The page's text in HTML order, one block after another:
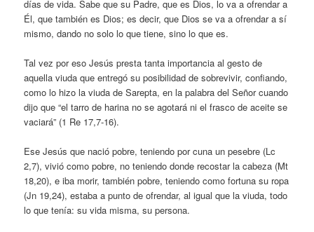
días de vida. Sabe que su Padre, que es Dios, lo va a ofrendar a
Él, que también es Dios; es decir, que Dios se va a ofrendar a sí
mismo, dando no solo lo que tiene, sino lo que es.
Tal vez por eso Jesús presta tanta importancia al gesto de
aquella viuda que entregó su posibilidad de sobrevivir, confiando,
como lo hizo la viuda de Sarepta, en la palabra del Señor cuando
dijo que “el tarro de harina no se agotará ni el frasco de aceite se
vaciará” (1 Re 17,7-16).
Ese Jesús que nació pobre, teniendo por cuna un pesebre (Lc
2,7), vivió como pobre, no teniendo donde recostar la cabeza (Mt
18,20), e iba morir, también pobre, teniendo como fortuna su ropa
(Jn 19,24), estaba a punto de ofrendar, al igual que la viuda, todo
lo que tenía: su vida misma, su persona.